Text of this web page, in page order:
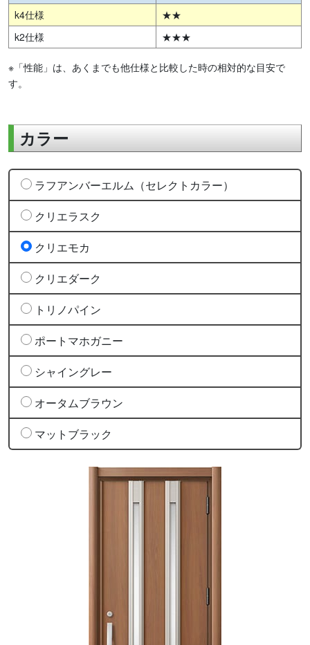
k4仕様
★★
k2仕様
★★★
※「性能」は、あくまでも他仕様と比較した時の相対的な目安で
す。
カラー
ラフアンバーエルム（セレクトカラー）
クリエラスク
クリエモカ
クリエダーク
トリノパイン
ポートマホガニー
シャイングレー
オータムブラウン
マットブラック